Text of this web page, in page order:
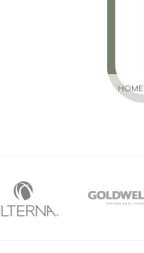
HOME